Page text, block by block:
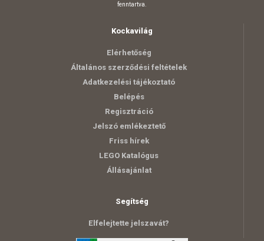
fenntartva.
Kockavilág
Elérhetőség
Általános szerződési feltételek
Adatkezelési tájékoztató
Belépés
Regisztráció
Jelszó emlékeztető
Friss hírek
LEGO Katalógus
Állásajánlat
Segítség
Elfelejtette jelszavát?